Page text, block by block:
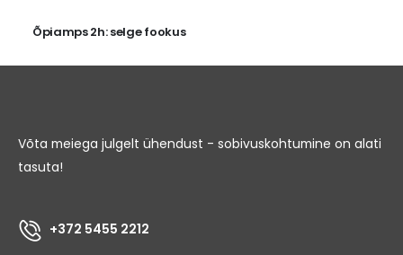
Õpiamps 2h: selge fookus
Võta meiega julgelt ühendust - sobivuskohtumine on alati
tasuta!
+372 5455 2212